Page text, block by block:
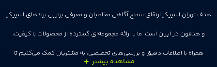
هدف تهران اسپیکر ارتقای سطح آگاهی مخاطبان و معرفی برترین برندهای اسپیکر
و هدفون در ایران است. ما با ارائه مجموعه‌ای گسترده از محصولات با کیفیت،
همراه با اطلاعات دقیق و بررسی‌های تخصصی، به مشتریان کمک می‌کنیم تا